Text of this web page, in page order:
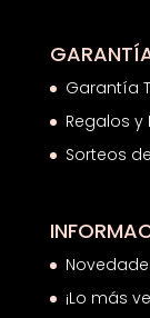
Garantía
Regalos y
Sorteos
¡Lo más